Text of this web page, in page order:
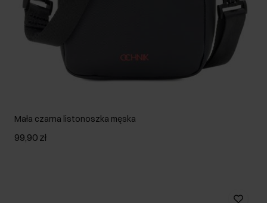
Mała czarna listonoszka męska
99,90 zł